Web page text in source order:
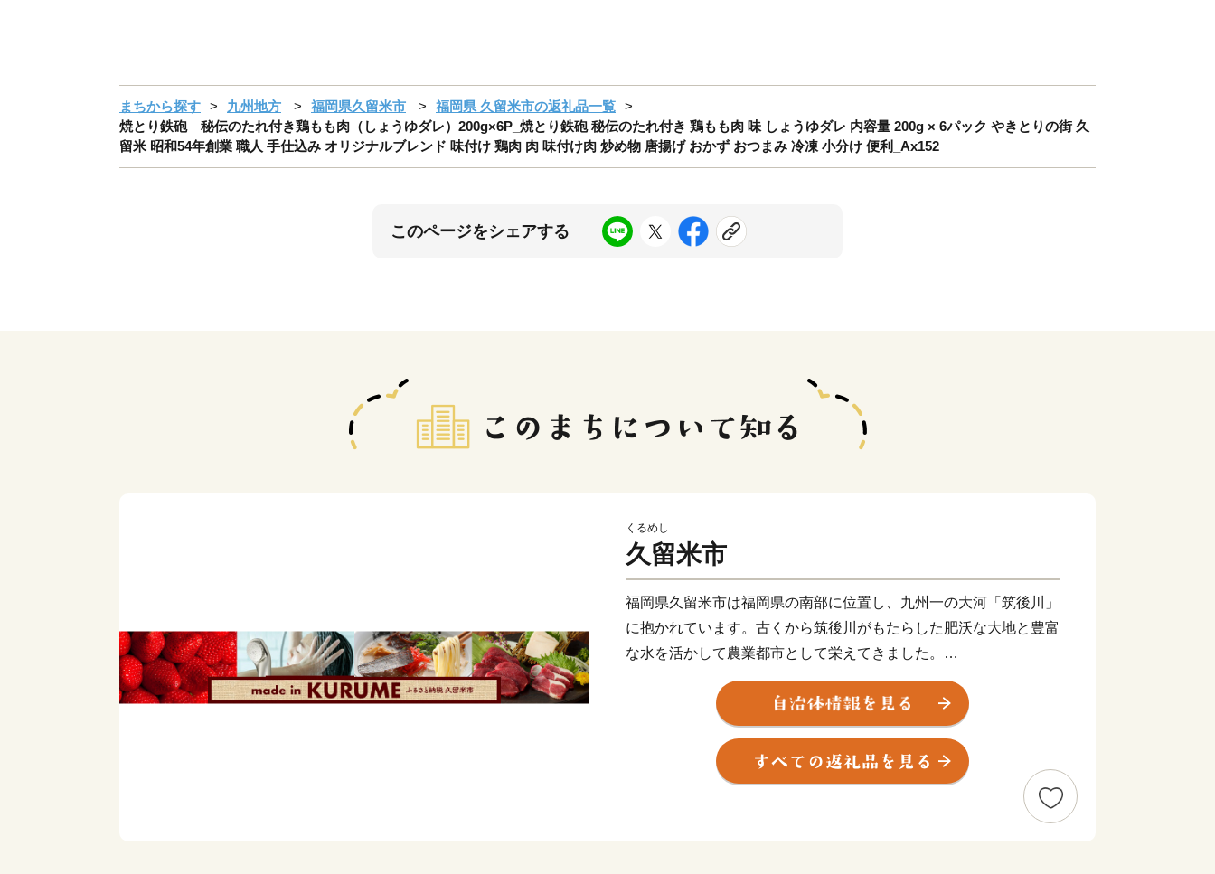
まちから探す 九州地方 福岡県久留米市
福岡県 久留米市の返礼品一覧
焼とり鉄砲 秘伝のたれ付き鶏もも肉（しょうゆダレ）200g×6P_焼とり鉄砲 秘伝のたれ付き 鶏もも肉 味 しょうゆダレ 内容量 200g × 6パック やきとりの街 久
留米 昭和54年創業 職人 手仕込み オリジナルブレンド 味付け 鶏肉 肉 味付け肉 炒め物 唐揚げ おかず おつまみ 冷凍 小分け 便利_Ax152
このページをシェアする
くるめし
久留米市
福岡県久留米市は福岡県の南部に位置し、九州一の大河「筑後川」
に抱かれています。古くから筑後川がもたらした肥沃な大地と豊富
な水を活かして農業都市として栄えてきました。
また、明治以降は県南地域の商業の中心地となり、国産のシューズ
メーカーとして有名な「アサヒシューズ」「ムーンスター」、世界
的タイヤメーカーの「ブリヂストン」を中心としたゴム産業のまち
として発展してきました。
その発展の過程で形成された独自の食文化は当時の労働者の胃袋を
支えるとともに、久留米のグルメとして現在に誇る逸品となってお